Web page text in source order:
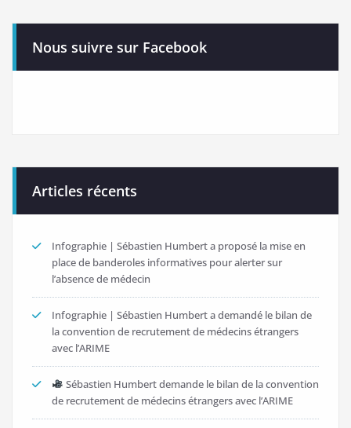
Nous suivre sur Facebook
Articles récents
Infographie | Sébastien Humbert a proposé la mise en
place de banderoles informatives pour alerter sur
l’absence de médecin
Infographie | Sébastien Humbert a demandé le bilan de
la convention de recrutement de médecins étrangers
avec l’ARIME
Sébastien Humbert demande le bilan de la convention
de recrutement de médecins étrangers avec l’ARIME